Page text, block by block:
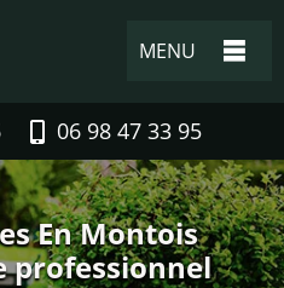
MENU
06 98 47 33 95
En Montois
professionnel